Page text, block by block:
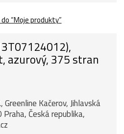
“Moje produkty”
azurový, 375 stran
Greenline Kačerov, Jihlavská
Česká republika,